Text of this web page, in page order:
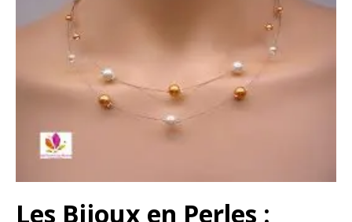
Les Bijoux en Perles :